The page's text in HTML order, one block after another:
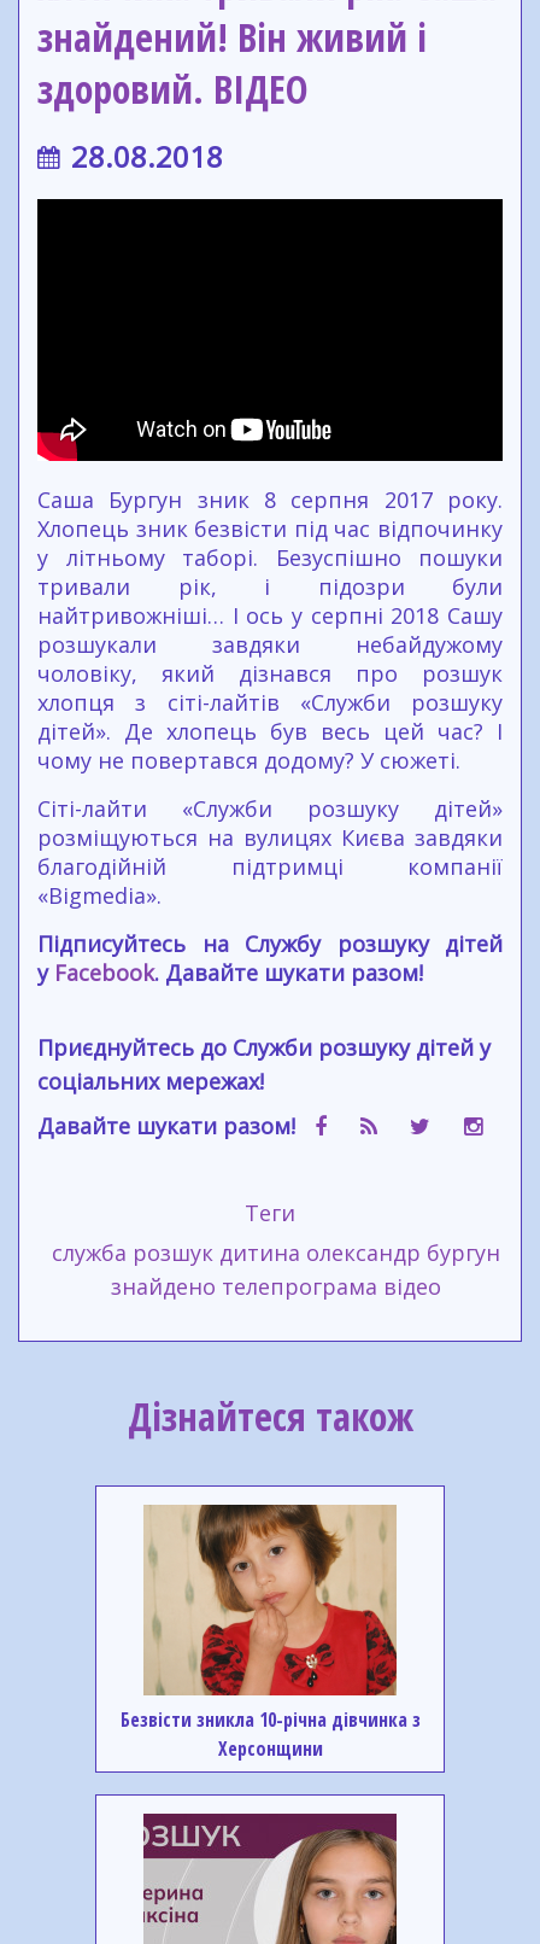
знайдений! Він живий і
здоровий. ВІДЕО
28.08.2018
Саша Бургун зник 8 серпня 2017 року.
Хлопець зник безвісти під час відпочинку
у літньому таборі. Безуспішно пошуки
тривали рік, і підозри були
найтривожніші… І ось у серпні 2018 Сашу
розшукали завдяки небайдужому
чоловіку, який дізнався про розшук
хлопця з сіті-лайтів «Служби розшуку
дітей». Де хлопець був весь цей час? І
чому не повертався додому? У сюжеті.
Сіті-лайти «Служби розшуку дітей»
розміщуються на вулицях Києва завдяки
благодійній підтримці компанії
«Bigmedia».
Підписуйтесь на Службу розшуку дітей
у Facebook. Давайте шукати разом!
Приєднуйтесь до Служби розшуку дітей у
соціальних мережах!
Давайте шукати разом!
Теги
служба розшук дитина олександр бургун
знайдено телепрограма відео
Дізнайтеся також
Безвісти зникла 10-річна дівчинка з
Херсонщини